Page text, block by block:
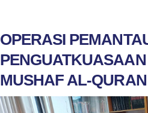
OPERASI
MUSHAF AL-QURAN